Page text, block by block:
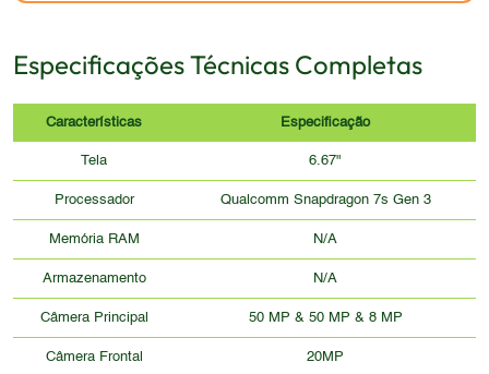
Especificações Técnicas Completas
Características Especificação
Tela 6.67"
Processador Qualcomm Snapdragon 7s Gen 3
Memória RAM N/A
Armazenamento N/A
Câmera Principal 50 MP & 50 MP & 8 MP
Câmera Frontal 20MP